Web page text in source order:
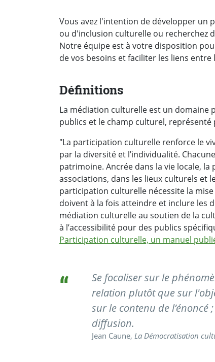
Vous avez l'intention de développer
ou d'inclusion culturelle ou recherchez
Notre équipe est à votre disposition
de vos besoins et faciliter les liens
Définitions
La médiation culturelle est un domaine
publics et le champ culturel,
"La participation culturelle renforce le
par la diversité et l’individualité.
patrimoine. Ancrée dans la vie locale,
associations, dans les lieux culturels et
participation culturelle nécessite la
doivent à la fois atteindre et inclure les
médiation culturelle au soutien de la
à l’accessibilité pour des publics
Participation culturelle, un manuel
Se focaliser sur le
relation plutôt que sur
sur le contenu de l’énoncé
diffusion.
Jean Caune, La Démocratisation